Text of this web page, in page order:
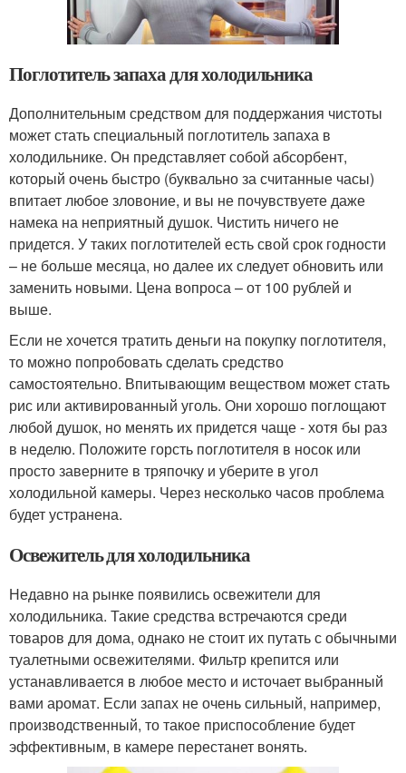
Поглотитель запаха для холодильника
Дополнительным средством для поддержания чистоты
может стать специальный поглотитель запаха в
холодильнике. Он представляет собой абсорбент,
который очень быстро (буквально за считанные часы)
впитает любое зловоние, и вы не почувствуете даже
намека на неприятный душок. Чистить ничего не
придется. У таких поглотителей есть свой срок годности
– не больше месяца, но далее их следует обновить или
заменить новыми. Цена вопроса – от 100 рублей и
выше.
Если не хочется тратить деньги на покупку поглотителя,
то можно попробовать сделать средство
самостоятельно. Впитывающим веществом может стать
рис или активированный уголь. Они хорошо поглощают
любой душок, но менять их придется чаще - хотя бы раз
в неделю. Положите горсть поглотителя в носок или
просто заверните в тряпочку и уберите в угол
холодильной камеры. Через несколько часов проблема
будет устранена.
Освежитель для холодильника
Недавно на рынке появились освежители для
холодильника. Такие средства встречаются среди
товаров для дома, однако не стоит их путать с обычными
туалетными освежителями. Фильтр крепится или
устанавливается в любое место и источает выбранный
вами аромат. Если запах не очень сильный, например,
производственный, то такое приспособление будет
эффективным, в камере перестанет вонять.